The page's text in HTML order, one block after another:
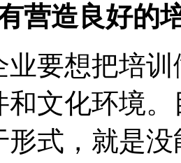
营造良好的
想把培训
和文化环境
形式，就是